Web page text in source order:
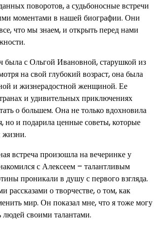
поворотов, а судьбоносные встречи
моментами в нашей биографии. Они
что мы знаем, и открыть перед нами
была с Ольгой Ивановной, старушкой из
на свой глубокий возраст, она была
и жизнерадостной женщиной. Ее
и удивительных приключениях
о большем. Она не только вдохновила
но и подарила ценные советы, которые
жизни.
встреча произошла на вечеринке у
с Алексеем – талантливым
проникали в душу с первого взгляда.
рассказами о творчестве, о том, как
мир. Он показал мне, что я тоже могу
людей своими талантами.